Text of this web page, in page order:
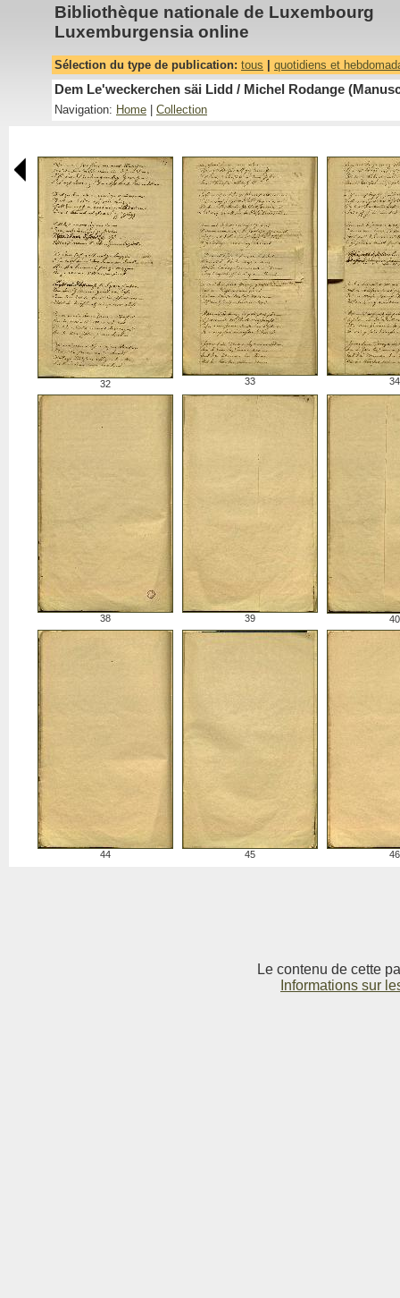
Bibliothèque nationale de Luxembourg
Luxemburgensia online
Sélection du type de publication: tous quotidiens et
Dem Le'weckerchen säi Lidd / Michel Rodange
Navigation: Home Collection
32 33 34
38 39 40
44 45 46
Le contenu de cette
Informations sur